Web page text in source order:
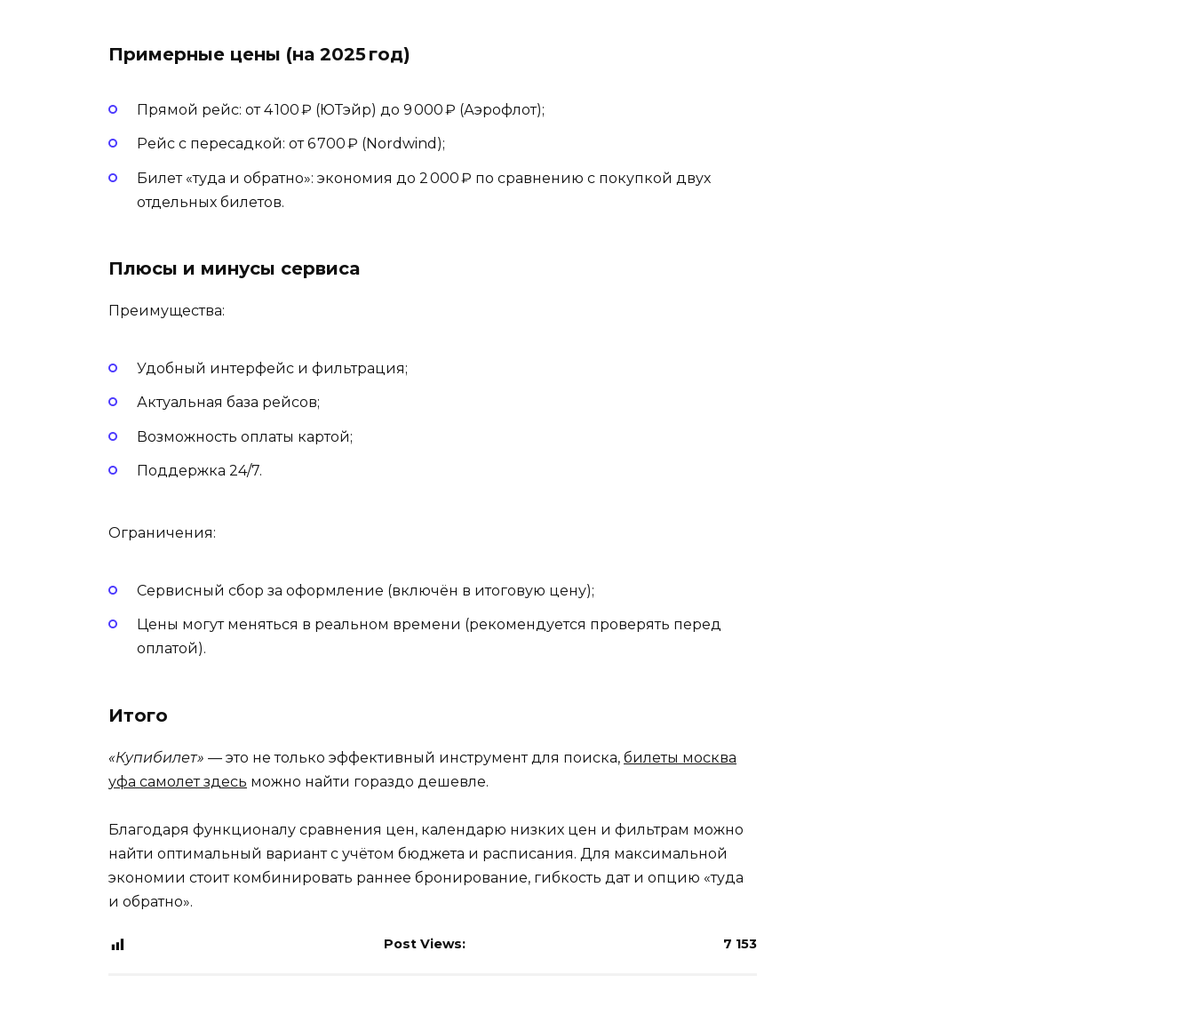
Примерные цены (на 2025 год)
Прямой рейс: от 4 100 ₽ (ЮТэйр) до 9 000 ₽ (Аэрофлот);
Рейс с пересадкой: от 6 700 ₽ (Nordwind);
Билет «туда и обратно»: экономия до 2 000 ₽ по сравнению с покупкой двух
отдельных билетов.
Плюсы и минусы сервиса
Преимущества:
Удобный интерфейс и фильтрация;
Актуальная база рейсов;
Возможность оплаты картой;
Поддержка 24/7.
Ограничения:
Сервисный сбор за оформление (включён в итоговую цену);
Цены могут меняться в реальном времени (рекомендуется проверять перед
оплатой).
Итого
«Купибилет» — это не только эффективный инструмент для поиска, билеты москва
уфа самолет здесь можно найти гораздо дешевле.
Благодаря функционалу сравнения цен, календарю низких цен и фильтрам можно
найти оптимальный вариант с учётом бюджета и расписания. Для максимальной
экономии стоит комбинировать раннее бронирование, гибкость дат и опцию «туда
и обратно».
Post Views: 7 153